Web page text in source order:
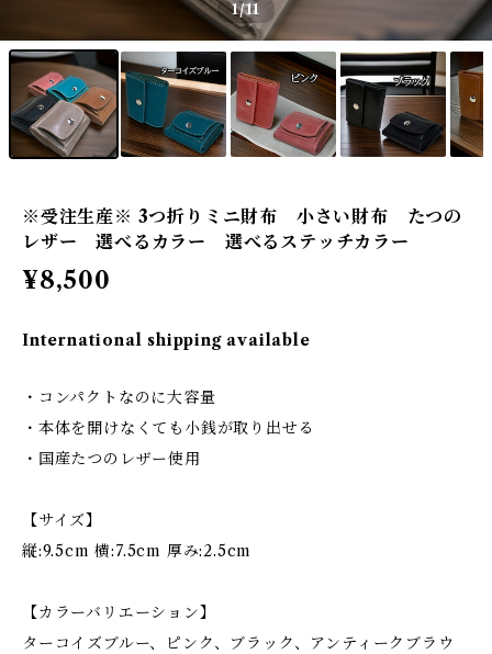
1/11
※受注生産※ 3つ折りミニ財布 小さい財布 たつの
レザー 選べるカラー 選べるステッチカラー
¥8,500
International shipping available
・コンパクトなのに大容量
・本体を開けなくても小銭が取り出せる
・国産たつのレザー使用
【サイズ】
縦:9.5cm 横:7.5cm 厚み:2.5cm
【カラーバリエーション】
ターコイズブルー、ピンク、ブラック、アンティークブラウ